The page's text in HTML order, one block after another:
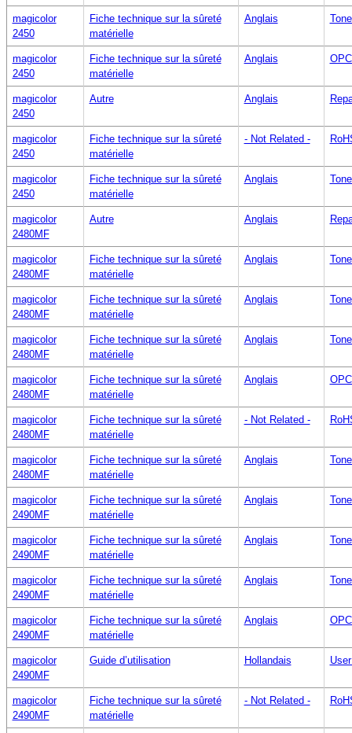
magicolor
2450
Fiche technique sur la sûreté
matérielle
Anglais
magicolor
2450
Fiche technique sur la sûreté
matérielle
Anglais
magicolor
2450
Autre Anglais
magicolor
2450
Fiche technique sur la sûreté
matérielle
- Not Related -
magicolor
2450
Fiche technique sur la sûreté
matérielle
Anglais
magicolor
2480MF
Autre Anglais
magicolor
2480MF
Fiche technique sur la sûreté
matérielle
Anglais
magicolor
2480MF
Fiche technique sur la sûreté
matérielle
Anglais
magicolor
2480MF
Fiche technique sur la sûreté
matérielle
Anglais
magicolor
2480MF
Fiche technique sur la sûreté
matérielle
Anglais
magicolor
2480MF
Fiche technique sur la sûreté
matérielle
- Not Related -
magicolor
2480MF
Fiche technique sur la sûreté
matérielle
Anglais
magicolor
2490MF
Fiche technique sur la sûreté
matérielle
Anglais
magicolor
2490MF
Fiche technique sur la sûreté
matérielle
Anglais
magicolor
2490MF
Fiche technique sur la sûreté
matérielle
Anglais
magicolor
2490MF
Fiche technique sur la sûreté
matérielle
Anglais
magicolor
2490MF
Guide d’utilisation Hollandais
magicolor
2490MF
Fiche technique sur la sûreté
matérielle
- Not Related -